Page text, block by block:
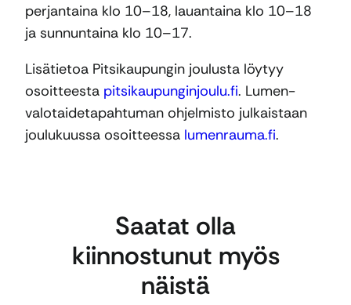
perjantaina klo 10–18, lauantaina klo 10–18
ja sunnuntaina klo 10–17.
Lisätietoa Pitsikaupungin joulusta löytyy
osoitteesta pitsikaupunginjoulu.fi. Lumen-
valotaidetapahtuman ohjelmisto julkaistaan
joulukuussa osoitteessa lumenrauma.fi.
Saatat olla
kiinnostunut myös
näistä